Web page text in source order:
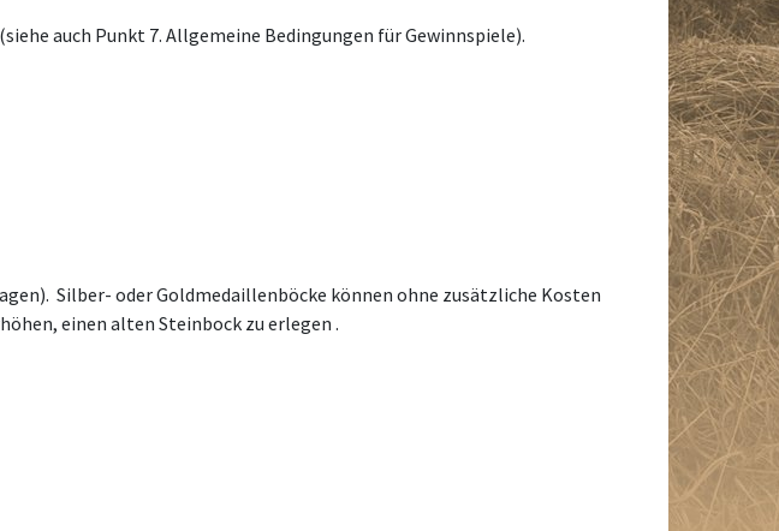
auch Punkt 7. Allgemeine Bedingungen für Gewinnspiele).
Silber- oder Goldmedaillenböcke können ohne zusätzliche Kosten
einen alten Steinbock zu erlegen .